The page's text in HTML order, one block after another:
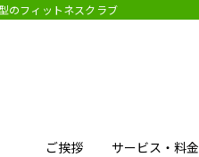
のフィットネスクラブ
ご挨拶 サービス・料金